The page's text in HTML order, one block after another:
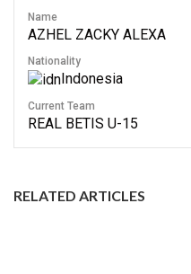
Name
AZHEL ZACKY ALEXA
Nationality
Indonesia
Current Team
REAL BETIS U-15
RELATED ARTICLES